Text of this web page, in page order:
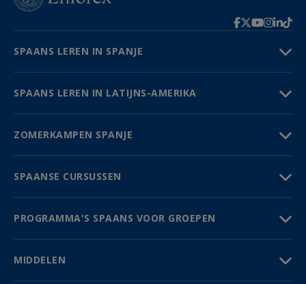
SPAANS LEREN IN SPANJE
SPAANS LEREN IN LATIJNS-AMERIKA
ZOMERKAMPEN SPANJE
SPAANSE CURSUSSEN
PROGRAMMA'S SPAANS VOOR GROEPEN
MIDDELEN